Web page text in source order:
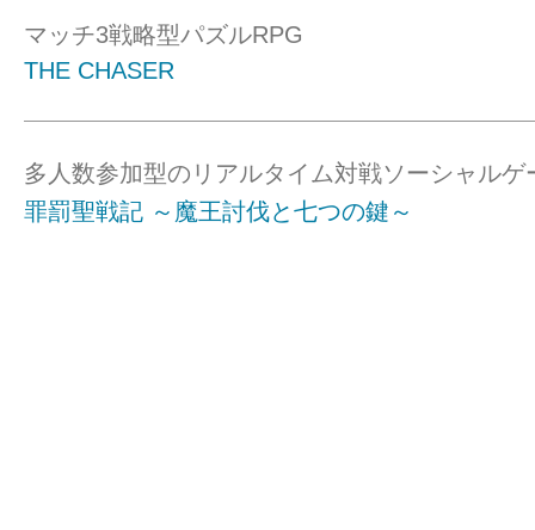
マッチ3戦略型パズルRPG
THE CHASER
多人数参加型のリアルタイム対戦ソーシャルゲ
罪罰聖戦記 ～魔王討伐と七つの鍵～